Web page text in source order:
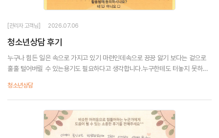
[관리자 고객님] 2026.07.06
청소년상담 후기
누구나 힘든 일은 속으로 가지고 있기 마련인데속으로 끙끙 앓기 보다는 겉으로
훌훌 털어버릴 수 있는용기도 필요하다고 생각합니다.누구한테도 터놓지 못하는
니다.몰랐던 내 자신을 다시 한...
청소년상담